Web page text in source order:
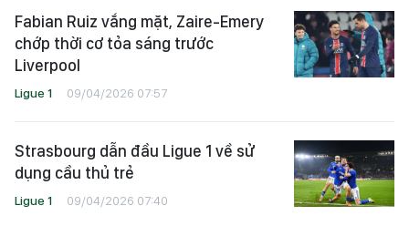
Fabian Ruiz vắng mặt, Zaire-Emery
chớp thời cơ tỏa sáng trước
Liverpool
Ligue 1 09/04/2026 07:57
Strasbourg dẫn đầu Ligue 1 về sử
dụng cầu thủ trẻ
Ligue 1 09/04/2026 07:40